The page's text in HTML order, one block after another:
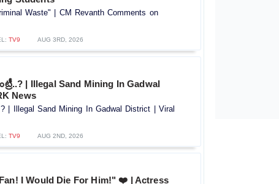
Waste" | CM Revanth Comments on
TV9 AUG 3RD, 2026
| Illegal Sand Mining In Gadwal
News
Illegal Sand Mining In Gadwal District | Viral
TV9 AUG 2ND, 2026
I Would Die For Him!" ❤️ | Actress